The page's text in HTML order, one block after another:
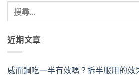
近期文章
威而鋼吃一半有效嗎？拆半服用的效